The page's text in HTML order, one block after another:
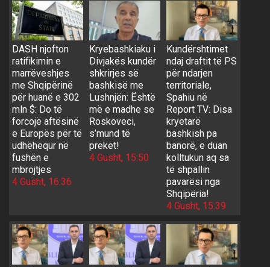
DASH njofton
ratifikimin e
marrëveshjes
me Shqipërinë
për huanë e 302
mln $: Do të
forcojë aftësinë
e Europës për të
udhëhequr në
fushën e
mbrojtjes
4 Gusht, 16:36
Kryebashkiaku i
Divjakës kundër
shkrirjes së
bashkisë me
Lushnjën: Është
më e madhe se
Roskoveci,
s’mund të
preket!
4 Gusht, 15:50
Kundërshtimet
ndaj draftit të PS
për ndarjen
territoriale,
Spahiu në
Report TV: Disa
kryetarë
bashkish pa
banorë, e duan
kolltukun aq sa
të shpallin
pavarësi nga
Shqipëria!
4 Gusht, 15:39